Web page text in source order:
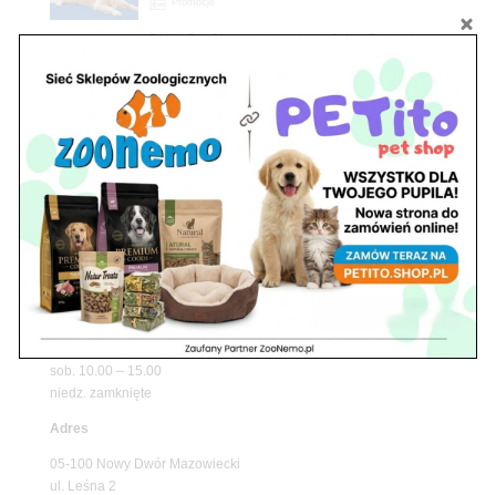
Z Życia Sklepu
Petito Pet Shop – Internetowy Sklep Zoologiczny
Znajdź nas
Adres
05-120 Legionowo
ul. Piłsudskiego 31,
pawilon 134
tel./fax. 22 784 71 96
Godziny pracy
pon. – piąt. 10.00 – 19.00
sob. 10.00 – 15.00
niedz. zamknięte
Adres
05-100 Nowy Dwór Mazowiecki
ul. Leśna 2